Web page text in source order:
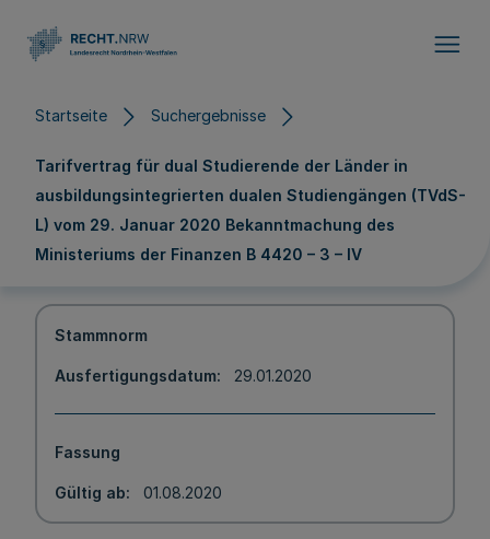
Startseite Suchergebnisse
Tarifvertrag für dual Studierende der Länder in
ausbildungsintegrierten dualen Studiengängen (TVdS-
L) vom 29. Januar 2020 Bekanntmachung des
Ministeriums der Finanzen B 4420 – 3 – IV
Stammnorm
Ausfertigungsdatum 29.01.2020
Fassung
Gültig ab 01.08.2020